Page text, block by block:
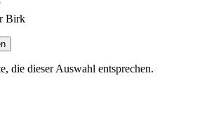
Birk
die dieser Auswahl entsprechen.